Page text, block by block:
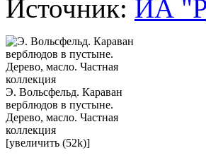
Источник: ИА
Э. Вольсфельд. Караван
верблюдов в пустыне.
Дерево, масло. Частная
коллекция
[увеличить (52k)]